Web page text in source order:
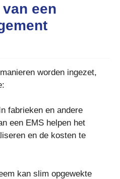
een
worden ingezet,
fabrieken en andere
een EMS helpen het
en de kosten te
kan slim opgewekte